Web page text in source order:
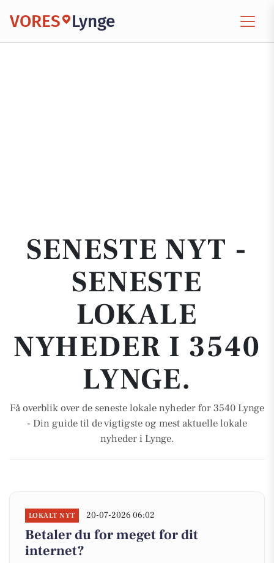
VORES Lynge
SENESTE NYT -
SENESTE
LOKALE
NYHEDER I 3540
LYNGE.
Få overblik over de seneste lokale nyheder for 3540 Lynge
- Din guide til de vigtigste og mest aktuelle lokale
nyheder i Lynge.
LOKALT NYT 20-07-2026 06:02
Betaler du for meget for dit
internet?